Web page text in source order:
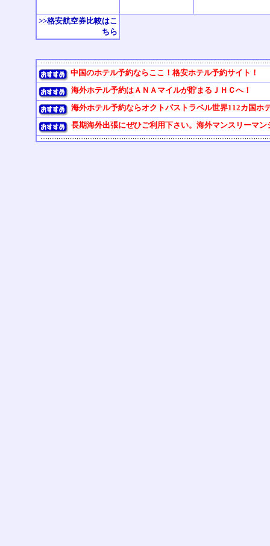
>>格安航空券比較はこ
ちら
中国のホテル予約ならここ！格安ホテル予約サイト！
海外ホテル予約はＡＮＡマイルが貯まるＪＨＣへ！
海外ホテル予約ならオクトパストラベル世界112カ国ホ
長期海外出張にぜひご利用下さい。海外マンスリーマ